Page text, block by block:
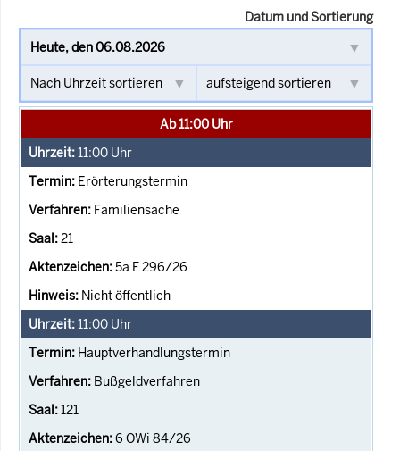
Datum und Sortierung
Ab 11:00 Uhr
11:00 Uhr
Erörterungstermin
Familiensache
21
5a F 296/26
Nicht öffentlich
11:00 Uhr
Hauptverhandlungstermin
Bußgeldverfahren
121
6 OWi 84/26